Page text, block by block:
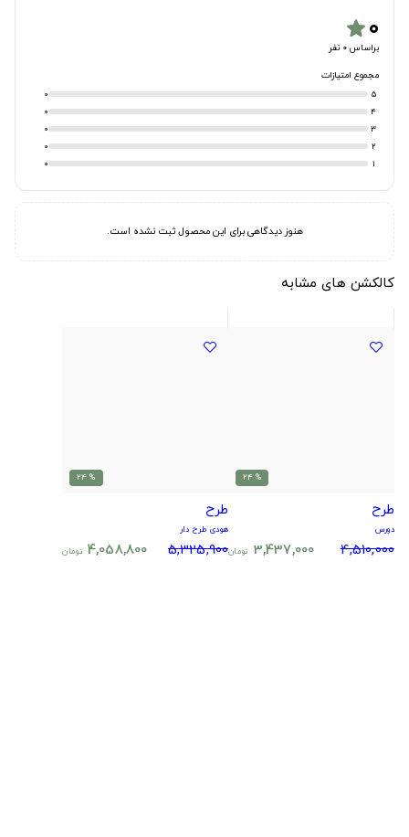
۰star
براساس 0 نفر
مجموع امتیازات
5
0
4
0
3
0
2
0
1
0
هنوز دیدگاهی برای این محصول ثبت نشده است.
کالکشن های مشابه
% 24
طرح
دورس
4,510,000
3,437,000 تومان
% 24
طرح
هودی طرح دار
5,325,900
4,058,800 تومان